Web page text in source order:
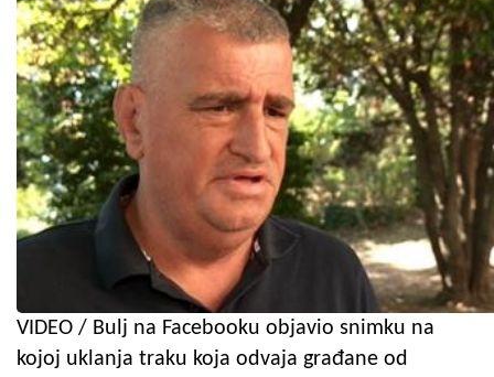
VIDEO / Bulj na Facebooku objavio snimku na
kojoj uklanja traku koja odvaja građane od